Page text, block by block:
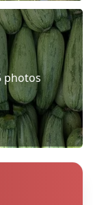
photos